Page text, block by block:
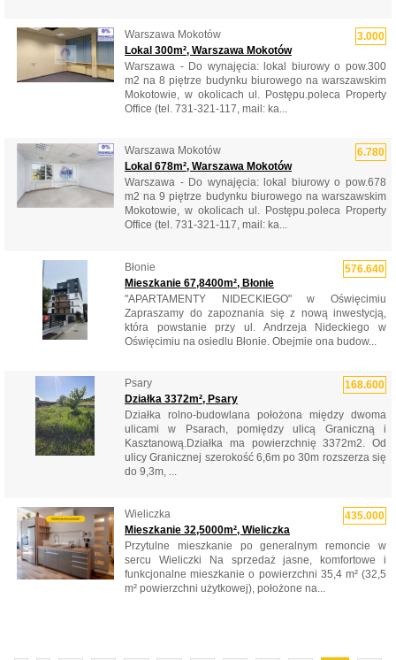
3.000
Warszawa Mokotów
Lokal 300m², Warszawa Mokotów
Warszawa - Do wynajęcia: lokal biurowy o pow.300
m2 na 8 piętrze budynku biurowego na warszawskim
Mokotowie, w okolicach ul. Postępu.poleca Property
Office (tel. 731-321-117, mail: ka...
6.780
Warszawa Mokotów
Lokal 678m², Warszawa Mokotów
Warszawa - Do wynajęcia: lokal biurowy o pow.678
m2 na 9 piętrze budynku biurowego na warszawskim
Mokotowie, w okolicach ul. Postępu.poleca Property
Office (tel. 731-321-117, mail: ka...
576.640
Błonie
Mieszkanie 67,8400m², Błonie
"APARTAMENTY NIDECKIEGO" w Oświęcimiu
Zapraszamy do zapoznania się z nową inwestycją,
która powstanie przy ul. Andrzeja Nideckiego w
Oświęcimiu na osiedlu Błonie. Obejmie ona budow...
168.600
Psary
Działka 3372m², Psary
Działka rolno-budowlana położona między dwoma
ulicami w Psarach, pomiędzy ulicą Graniczną i
Kasztanową.Działka ma powierzchnię 3372m2. Od
ulicy Granicznej szerokość 6,6m po 30m rozszerza się
do 9,3m, ...
435.000
Wieliczka
Mieszkanie 32,5000m², Wieliczka
Przytulne mieszkanie po generalnym remoncie w
sercu Wieliczki Na sprzedaż jasne, komfortowe i
funkcjonalne mieszkanie o powierzchni 35,4 m² (32,5
m² powierzchni użytkowej), położone na...